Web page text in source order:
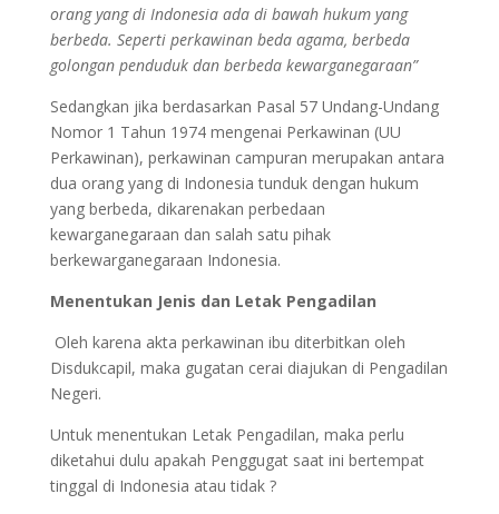
orang yang di Indonesia ada di bawah hukum yang
berbeda. Seperti perkawinan beda agama, berbeda
golongan penduduk dan berbeda kewarganegaraan”
Sedangkan jika berdasarkan Pasal 57 Undang-Undang
Nomor 1 Tahun 1974 mengenai Perkawinan (UU
Perkawinan), perkawinan campuran merupakan antara
dua orang yang di Indonesia tunduk dengan hukum
yang berbeda, dikarenakan perbedaan
kewarganegaraan dan salah satu pihak
berkewarganegaraan Indonesia.
Menentukan Jenis dan Letak Pengadilan
Oleh karena akta perkawinan ibu diterbitkan oleh
Disdukcapil, maka gugatan cerai diajukan di Pengadilan
Negeri.
Untuk menentukan Letak Pengadilan, maka perlu
diketahui dulu apakah Penggugat saat ini bertempat
tinggal di Indonesia atau tidak ?